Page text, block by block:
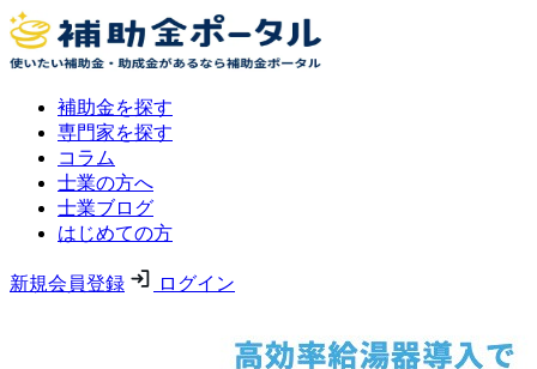
補助金を探す
専門家を探す
コラム
士業の方へ
士業ブログ
はじめての方
新規会員登録 ログイン